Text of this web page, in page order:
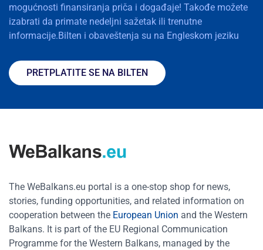
mogućnosti finansiranja priča i događaje! Takođe možete
izabrati da primate nedeljni sažetak ili trenutne
informacije.Bilten i obaveštenja su na Engleskom jeziku
PRETPLATITE SE NA BILTEN
The WeBalkans.eu portal is a one-stop shop for news,
stories, funding opportunities, and related information on
cooperation between the European Union and the Western
Balkans. It is part of the EU Regional Communication
Programme for the Western Balkans, managed by the